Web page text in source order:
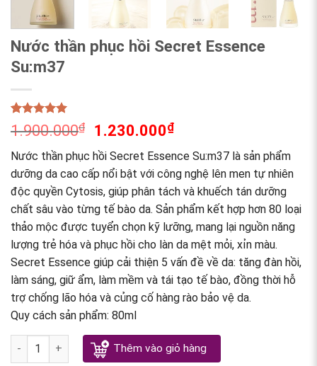
Nước thần phục hồi Secret Essence
Su:m37
Rated5.00
out of 5
1
customer
rating
1.900.000₫ 1.230.000₫
Nước thần phục hồi Secret Essence Su:m37 là sản phẩm
dưỡng da cao cấp nổi bật với công nghệ lên men tự nhiên
độc quyền Cytosis, giúp phân tách và khuếch tán dưỡng
chất sâu vào từng tế bào da. Sản phẩm kết hợp hơn 80 loại
thảo mộc được tuyển chọn kỹ lưỡng, mang lại nguồn năng
lượng trẻ hóa và phục hồi cho làn da mệt mỏi, xỉn màu.
Secret Essence giúp cải thiện 5 vấn đề về da: tăng đàn hồi,
làm sáng, giữ ẩm, làm mềm và tái tạo tế bào, đồng thời hỗ
trợ chống lão hóa và củng cố hàng rào bảo vệ da.
Quy cách sản phẩm: 80ml
Nước thần phục hồi Secret Essence Su:m37 quantity
Thêm vào giỏ hàng